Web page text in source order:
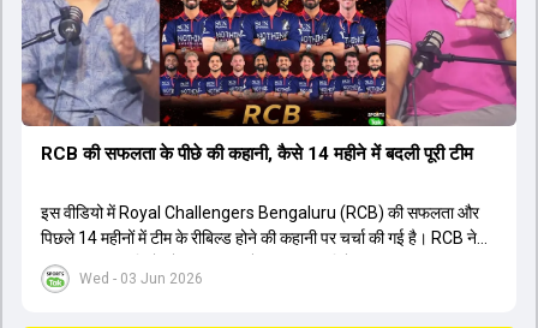
त्रिकोणीय सीरीज के लिए इंडिया ए टीम में भी शामिल कर लिया गया है।
Wed - 03 Jun 2026
RCB की सफलता के पीछे की कहानी, कैसे 14 महीने में बदली पूरी टीम
इस वीडियो में Royal Challengers Bengaluru (RCB) की सफलता और
पिछले 14 महीनों में टीम के रीबिल्ड होने की कहानी पर चर्चा की गई है। RCB ने
अपनी पुरानी गलतियों को स्वीकार करते हुए एक नया रिसेट बटन दबाया। टीम
मैनेजमेंट में Mo Bobat, Andy Flower, Dinesh Karthik और एनालिस्ट